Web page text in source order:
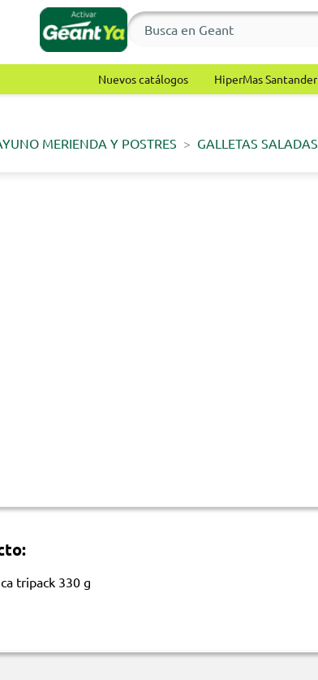
Nuevos catálogos HiperMas Santander
MERIENDA Y POSTRES GALLETAS SALADAS
tripack 330 g